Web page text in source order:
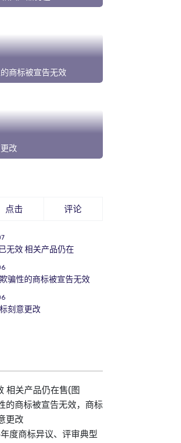
商标被宣告无效
改
点击 评论
无效 相关产品仍在
骗性的商标被宣告无效
刻意更改
相关产品仍在售(图
的商标被宣告无效，商标
更改
度商标异议、评审典型